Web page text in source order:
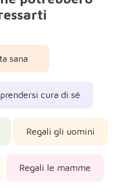
Regali originali
Regali di Natale 2026
della Mamma